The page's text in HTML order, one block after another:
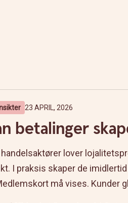
23 APRIL, 2026
betalinger
handelsaktører lover
I praksis skaper de
må vises. Kunder